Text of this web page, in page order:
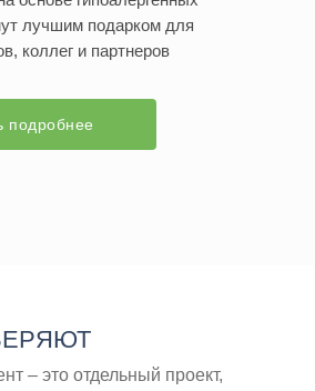
лучшим подарком для
коллег и партнеров
подробнее
– это отдельный проект,